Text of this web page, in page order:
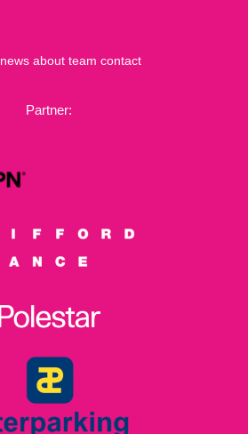
news about team contact
Partner: